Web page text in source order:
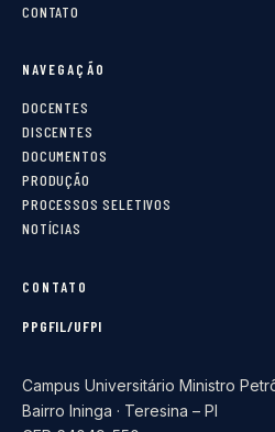
CONTATO
NAVEGAÇÃO
DOCENTES
DISCENTES
DOCUMENTOS
PRODUÇÃO
PROCESSOS SELETIVOS
NOTÍCIAS
CONTATO
PPGFIL/UFPI
Campus Universitário Ministro
Bairro Ininga · Teresina – PI